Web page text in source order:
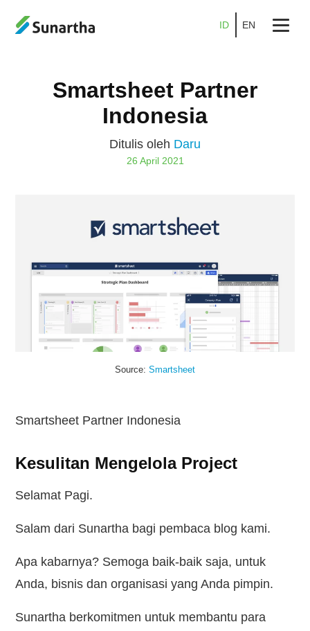
Tentang
Kontak
ID EN
Smartsheet Partner
Indonesia
Ditulis oleh Daru
26 April 2021
Source: Smartsheet
Smartsheet Partner Indonesia
Kesulitan Mengelola Project
Selamat Pagi.
Salam dari Sunartha bagi pembaca blog kami.
Apa kabarnya? Semoga baik-baik saja, untuk
Anda, bisnis dan organisasi yang Anda pimpin.
Sunartha berkomitmen untuk membantu para